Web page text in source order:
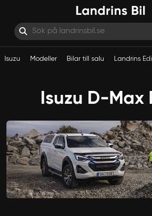
Isuzu Modeller Bilar till salu Landrins
Isuzu D-Max